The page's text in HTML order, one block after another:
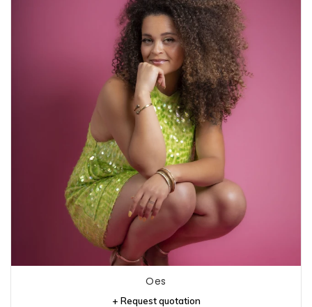
Oes
+ Request quotation